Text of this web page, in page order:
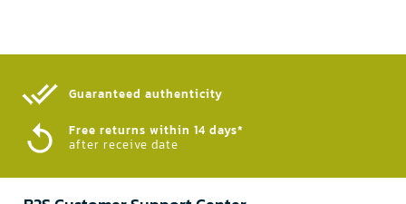
Guaranteed authenticity​
Free returns within 14 days*
after receive date